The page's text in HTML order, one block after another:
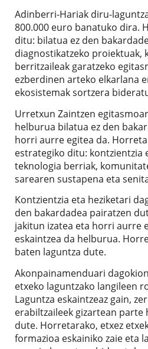
Adinberri-Hariak diru-
800.000 euro banatuko dira.
ditu: bilatua ez den
diagnostikatzeko proiektuak,
berritzaileak garatzeko
ezberdinen arteko elkarlana
ekosistemak sortzera
Urretxun Zaintzen
helburua bilatua ez den
horri aurre egitea da.
estrategiko ditu: kontzientzia
teknologia berriak,
sarearen sustapena eta
Kontzientzia eta heziketari
den bakardadea pairatzen
jakitun izatea eta horri aurre
eskaintzea da helburua.
baten laguntza dute.
Akonpainamenduari
etxeko laguntzako langileen
Laguntza eskaintzeaz gain,
erabiltzaileek gizartean parte
dute. Horretarako, etxez
formazioa eskainiko zaie eta